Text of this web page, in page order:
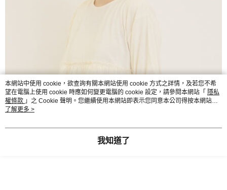
本網站中使用 cookie，欲查詢有關本網站使用 cookie 方式之詳情，及若您不希
望在電腦上使用 cookie 時應如何變更電腦的 cookie 設定，請參閱本網站「 隱私
權條款 」之 Cookie 聲明。您繼續使用本網站即表示您同意本公司得按本網站使
用條款之 Cookie 聲明使用 cookie。
了解更多 >
我知道了